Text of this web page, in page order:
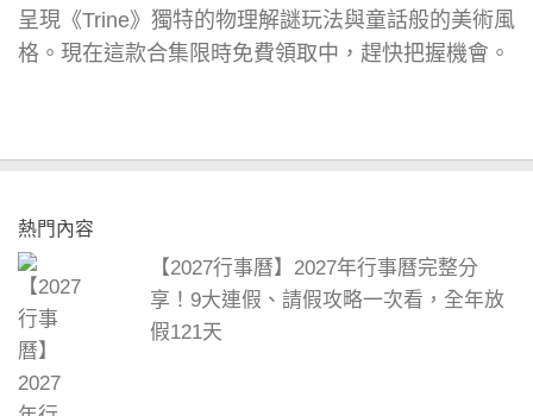
呈現《Trine》獨特的物理解謎玩法與童話般的美術風
格。現在這款合集限時免費領取中，趕快把握機會。
熱門內容
【2027行事曆】2027年行事曆完整分
享！9大連假、請假攻略一次看，全年放
假121天